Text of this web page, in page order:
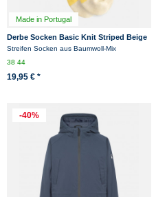
Made in Portugal
Derbe Socken Basic Knit Striped Beige
Gelb Gestreift
Streifen Socken aus Baumwoll-Mix
3844
19,95 € *
-40%